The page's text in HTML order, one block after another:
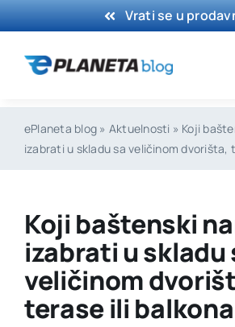
Skip
to
content
Vrati se u
ePlaneta blog » Aktuelnosti » Koji
izabrati u skladu sa veličinom dvorišta,
Koji baštenski
izabrati u skladu
veličinom
terase ili balkona